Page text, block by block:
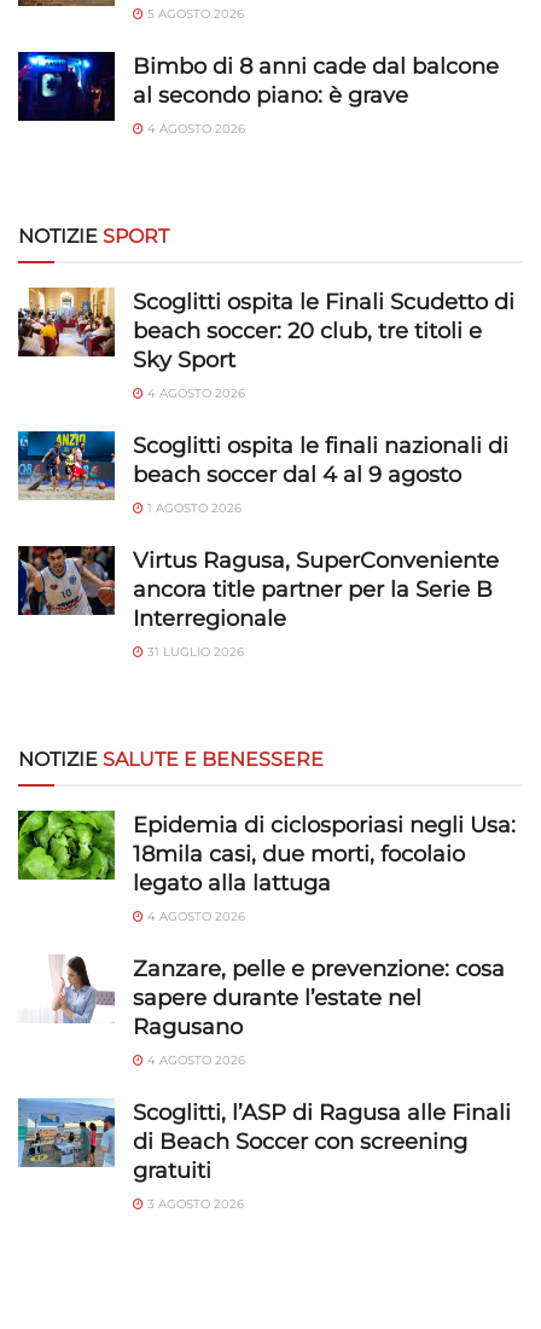
5 AGOSTO 2026
Bimbo di 8 anni cade dal balcone
al secondo piano: è grave
4 AGOSTO 2026
NOTIZIE SPORT
Scoglitti ospita le Finali Scudetto di
beach soccer: 20 club, tre titoli e
Sky Sport
4 AGOSTO 2026
Scoglitti ospita le finali nazionali di
beach soccer dal 4 al 9 agosto
1 AGOSTO 2026
Virtus Ragusa, SuperConveniente
ancora title partner per la Serie B
Interregionale
31 LUGLIO 2026
NOTIZIE SALUTE E BENESSERE
Epidemia di ciclosporiasi negli Usa:
18mila casi, due morti, focolaio
legato alla lattuga
4 AGOSTO 2026
Zanzare, pelle e prevenzione: cosa
sapere durante l’estate nel
Ragusano
4 AGOSTO 2026
Scoglitti, l’ASP di Ragusa alle Finali
di Beach Soccer con screening
gratuiti
3 AGOSTO 2026